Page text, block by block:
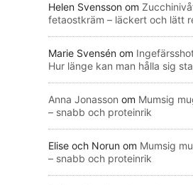
Helen Svensson om
fetaostkräm – läckert och lätt
Marie Svensén om
Hur länge kan man hålla sig
Anna Jonasson om Mumsig
– snabb och proteinrik
Elise och Norun om Mumsig
– snabb och proteinrik